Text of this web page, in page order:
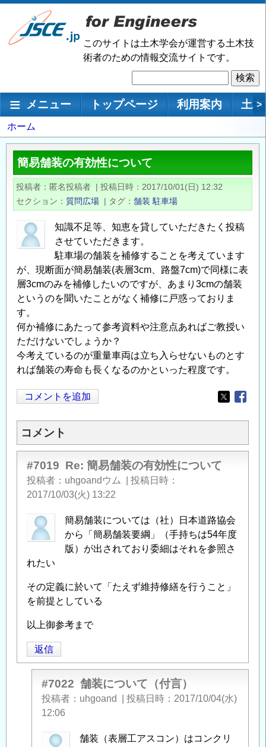
メ
ン
移
このサイトは土木学会が運営する土木技
術者のための情報交流サイトです。
索
メインナビゲーション
メニュー トップページ 利用案内 土 >
パ
ン
く
ず
ホーム
簡易舗装の有効性について
投稿者 匿名投稿者 | 投稿日時
2017/10/01(日) 12:32
セクション
質問広場 | タグ 舗装 駐車場
知識不足等、知恵を貸していただきたく投稿
させていただきます。
駐車場の舗装を補修することを考えています
が、現断面が簡易舗装(表層3cm、路盤7cm)で同様に表
層3cmのみを補修したいのですが、あまり3cmの舗装
というのを聞いたことがなく補修に戸惑っておりま
す。
何か補修にあたって参考資料や注意点あればご教授い
ただけないでしょうか？
今考えているのが重量車両は立ち入らせないものとす
れば舗装の寿命も長くなるのかといった程度です。
コメントを追加
Opens in
コメント
#7019 Re: 簡易舗装の有効性について
投稿者 uhgoandウム
投稿日時
2017/10/03(火) 13:22
簡易舗装については（社）日本道路協会
から「簡易舗装要綱」（手持ちは54年度
版）が出されており委細はそれを参照さ
れたい
その定義に於いて「たえず維持修繕を行うこと」
を前提としている
以上御参考まで
返信
#7022 舗装について（付言）
投稿者 uhgoand 投稿日時
2017/10/04(水)
12:06
匿
舗装（表層工アスコン）はコンクリ